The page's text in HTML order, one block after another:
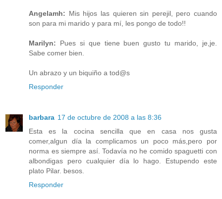
Angelamh: Mis hijos las quieren sin perejil, pero cuando
son para mi marido y para mí, les pongo de todo!!
Marilyn: Pues si que tiene buen gusto tu marido, je,je.
Sabe comer bien.
Un abrazo y un biquiño a tod@s
Responder
barbara 17 de octubre de 2008 a las 8:36
Esta es la cocina sencilla que en casa nos gusta
comer,algun día la complicamos un poco más,pero por
norma es siempre así. Todavía no he comido spaguetti con
albondigas pero cualquier día lo hago. Estupendo este
plato Pilar. besos.
Responder